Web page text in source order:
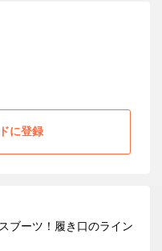
に登録
ブーツ！履き口のライン